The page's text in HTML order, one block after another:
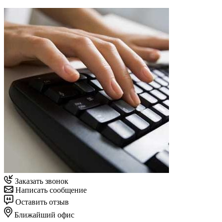
Заказать звонок
Написать сообщение
Оставить отзыв
Ближайший офис